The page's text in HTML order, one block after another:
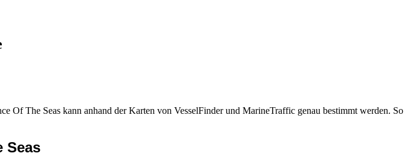
Of The Seas kann anhand der Karten von VesselFinder und MarineTraffic genau bestimmt werden. So
Seas